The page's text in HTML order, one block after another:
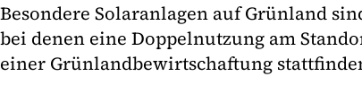
Besondere Solaranlagen auf Grünland
bei denen eine Doppelnutzung am
einer Grünlandbewirtschaftung